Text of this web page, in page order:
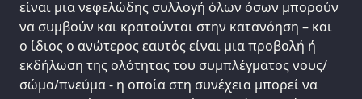
είναι μια νεφελώδης συλλογή όλων όσων μπορούν
να συμβούν και κρατούνται στην κατανόηση – και
ο ίδιος ο ανώτερος εαυτός είναι μια προβολή ή
εκδήλωση της ολότητας του συμπλέγματος νους/
σώμα/πνεύμα - η οποία στη συνέχεια μπορεί να